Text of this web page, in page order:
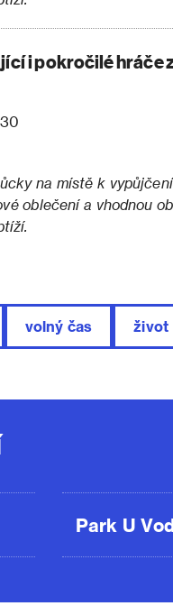
i pokročilé hráče
na místě k
oblečení a vhodnou
volný čas život
Park U